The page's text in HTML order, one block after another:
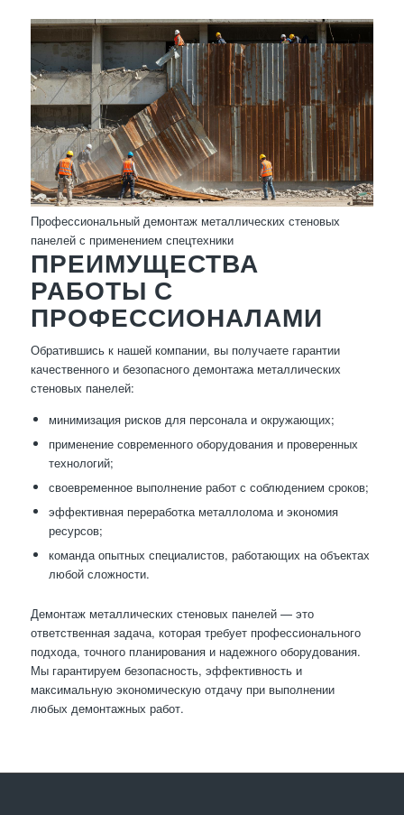
Профессиональный демонтаж металлических стеновых
панелей с применением спецтехники
ПРЕИМУЩЕСТВА
РАБОТЫ С
ПРОФЕССИОНАЛАМИ
Обратившись к нашей компании, вы получаете гарантии
качественного и безопасного демонтажа металлических
стеновых панелей:
минимизация рисков для персонала и окружающих;
применение современного оборудования и проверенных
технологий;
своевременное выполнение работ с соблюдением сроков;
эффективная переработка металлолома и экономия
ресурсов;
команда опытных специалистов, работающих на объектах
любой сложности.
Демонтаж металлических стеновых панелей — это
ответственная задача, которая требует профессионального
подхода, точного планирования и надежного оборудования.
Мы гарантируем безопасность, эффективность и
максимальную экономическую отдачу при выполнении
любых демонтажных работ.